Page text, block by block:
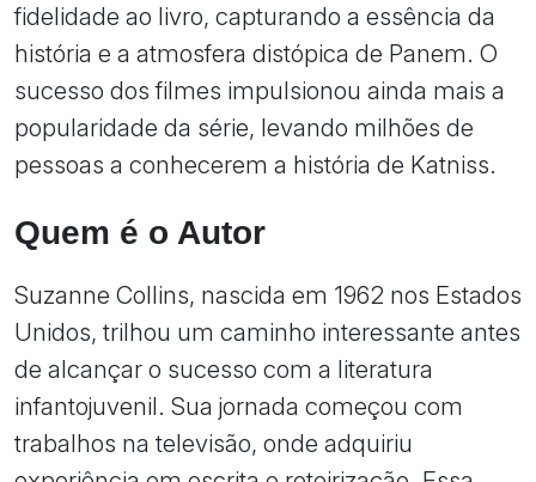
fidelidade ao livro, capturando a essência da
história e a atmosfera distópica de Panem. O
sucesso dos filmes impulsionou ainda mais a
popularidade da série, levando milhões de
pessoas a conhecerem a história de Katniss.
Quem é o Autor
Suzanne Collins, nascida em 1962 nos Estados
Unidos, trilhou um caminho interessante antes
de alcançar o sucesso com a literatura
infantojuvenil. Sua jornada começou com
trabalhos na televisão, onde adquiriu